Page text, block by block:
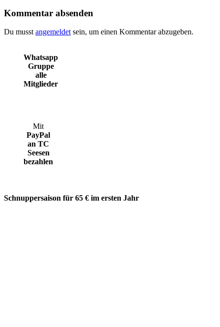
Kommentar absenden
Du musst angemeldet sein, um einen Kommentar abzugeben.
Whatsapp
Gruppe
alle
Mitglieder
Mit
PayPal
an TC
Seesen
bezahlen
Schnuppersaison für 65 € im ersten Jahr